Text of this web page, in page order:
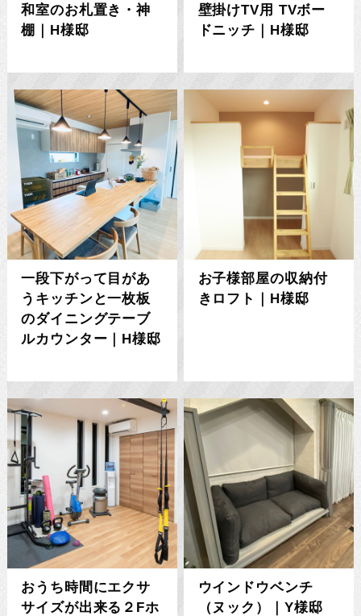
和室のお札置き・神
棚｜H様邸
壁掛けTV用 TVボー
ドニッチ｜H様邸
一段下がって目があ
うキッチンと一枚板
のダイニングテーブ
ルカウンター｜H様邸
お子様部屋の収納付
きロフト｜H様邸
おうち時間にエクサ
サイズが出来る２Fホ
ウインドウベンチ
（ヌック）｜Y様邸